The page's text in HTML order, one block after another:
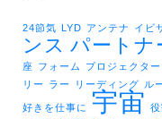
24節気 LYD アンテナ イビ
ンス パートナ
座 フォーム プロジェクター
リー
ラー リーディング ル
好きを仕事に 宇宙 役